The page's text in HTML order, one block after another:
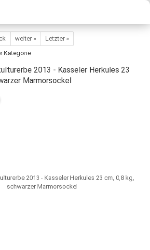
weiter »
Letzter »
Kategorie
2013 - Kasseler Herkules 23
Marmorsockel